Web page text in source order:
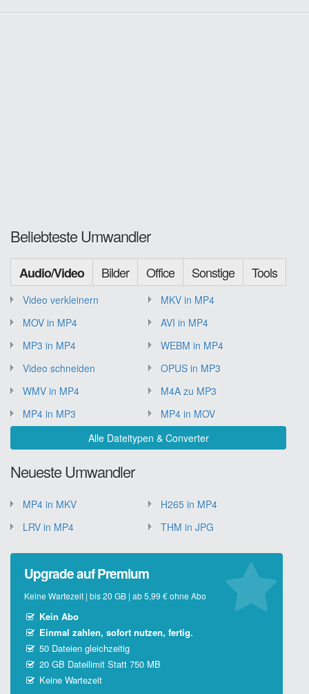
Beliebteste Umwandler
Audio/Video Bilder Office Sonstige Tools
Video verkleinern
MKV in MP4
MOV in MP4
AVI in MP4
MP3 in MP4
WEBM in MP4
Video schneiden
OPUS in MP3
WMV in MP4
M4A zu MP3
MP4 in MP3
MP4 in MOV
Alle Dateitypen & Converter
Neueste Umwandler
MP4 in MKV
H265 in MP4
LRV in MP4
THM in JPG
Upgrade auf Premium
Keine Wartezeit | bis 20 GB | ab 5,99 € ohne Abo
Kein Abo
Einmal zahlen, sofort nutzen, fertig.
50 Dateien gleichzeitig
20 GB Dateilimit Statt 750 MB
Keine Wartezeit